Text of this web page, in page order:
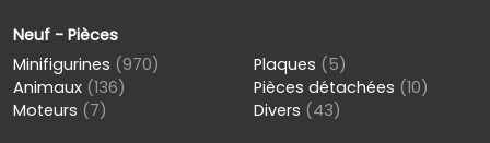
Neuf - Pièces
Minifigurines (970)
Animaux (136)
Moteurs (7)
Plaques (5)
Pièces détachées (10)
Divers (43)